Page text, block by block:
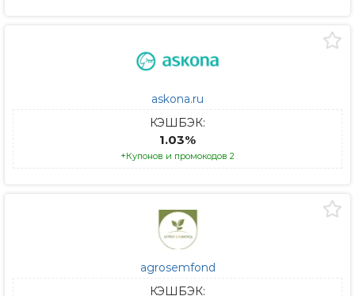
askona.ru
КЭШБЭК:
1.03%
+Купонов и промокодов 2
agrosemfond
КЭШБЭК: